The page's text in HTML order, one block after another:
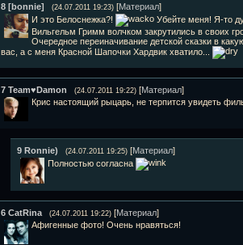
8 [bonnie] (24.07.2011 19:23) [Материал]
И это Белоснежка?!
Убейте меня! Я-то
Вильгельм Гримм волчком закрутились в своих
Очередное переиначивание детской сказки в
вас, а с меня Красной Шапочки Хардвик хватило...
7 Team♥Damon (24.07.2011 19:22) [Материал]
Крис настоящий рыцарь, не терпится увидеть
9 Ronnie) (24.07.2011 19:25) [Материал]
Полностью согласна
6 СatRina (24.07.2011 19:22) [Материал]
Афигенные фото! Очень нравяться!